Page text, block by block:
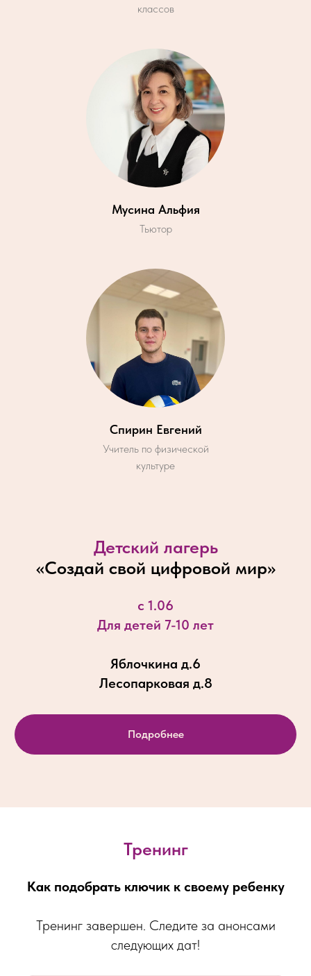
классов
Мусина Альфия
Тьютор
Спирин Евгений
Учитель по физической
культуре
Детский лагерь
«Создай свой цифровой мир»
с 1.06
Для детей 7-10 лет
Яблочкина д.6
Лесопарковая д.8
Подробнее
Тренинг
Как подобрать ключик к своему ребенку
Тренинг завершен. Следите за анонсами
следующих дат!